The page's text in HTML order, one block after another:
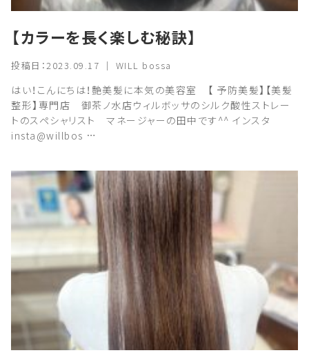
【カラーを長く楽しむ秘訣】
投稿日：2023.09.17 ｜ WILL bossa
はい！こんにちは！艶美髪に本気の美容室 【 予防美髪】【美髪
整形】専門店 御茶ノ水店ウィルボッサのシルク酸性ストレー
トのスペシャリスト マネージャーの田中です^^ インスタ
insta@willbos …